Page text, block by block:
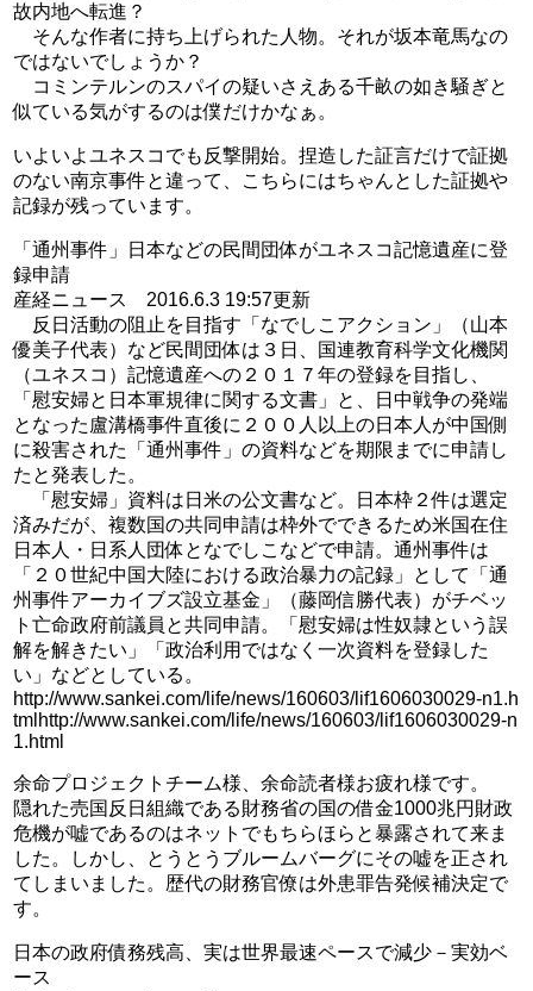
故内地へ転進？
そんな作者に持ち上げられた人物。それが坂本竜馬なの
ではないでしょうか？
コミンテルンのスパイの疑いさえある千畝の如き騒ぎと
似ている気がするのは僕だけかなぁ。
いよいよユネスコでも反撃開始。捏造した証言だけで証拠
のない南京事件と違って、こちらにはちゃんとした証拠や
記録が残っています。
「通州事件」日本などの民間団体がユネスコ記憶遺産に登
録申請
産経ニュース 2016.6.3 19:57更新
反日活動の阻止を目指す「なでしこアクション」（山本
優美子代表）など民間団体は３日、国連教育科学文化機関
（ユネスコ）記憶遺産への２０１７年の登録を目指し、
「慰安婦と日本軍規律に関する文書」と、日中戦争の発端
となった盧溝橋事件直後に２００人以上の日本人が中国側
に殺害された「通州事件」の資料などを期限までに申請し
たと発表した。
「慰安婦」資料は日米の公文書など。日本枠２件は選定
済みだが、複数国の共同申請は枠外でできるため米国在住
日本人・日系人団体となでしこなどで申請。通州事件は
「２０世紀中国大陸における政治暴力の記録」として「通
州事件アーカイブズ設立基金」（藤岡信勝代表）がチベッ
ト亡命政府前議員と共同申請。「慰安婦は性奴隷という誤
解を解きたい」「政治利用ではなく一次資料を登録した
い」などとしている。
http://www.sankei.com/life/news/160603/lif1606030029-n1.h
tmlhttp://www.sankei.com/life/news/160603/lif1606030029-n
1.html
余命プロジェクトチーム様、余命読者様お疲れ様です。
隠れた売国反日組織である財務省の国の借金1000兆円財政
危機が嘘であるのはネットでもちらほらと暴露されて来ま
した。しかし、とうとうブルームバーグにその嘘を正され
てしまいました。歴代の財務官僚は外患罪告発候補決定で
す。
日本の政府債務残高、実は世界最速ペースで減少－実効ベ
ース